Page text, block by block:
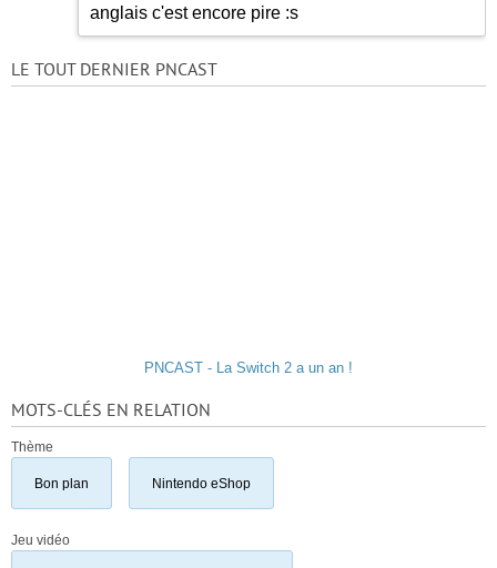
anglais c'est encore pire :s
LE TOUT DERNIER PNCAST
PNCAST - La Switch 2 a un an !
MOTS-CLÉS EN RELATION
Thème
Bon plan Nintendo eShop
Jeu vidéo